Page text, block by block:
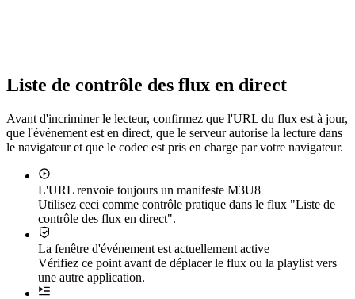
Liste de contrôle des flux en direct
Avant d'incriminer le lecteur, confirmez que l'URL du flux est à jour,
que l'événement est en direct, que le serveur autorise la lecture dans
le navigateur et que le codec est pris en charge par votre navigateur.
L'URL renvoie toujours un manifeste M3U8
Utilisez ceci comme contrôle pratique dans le flux "Liste de
contrôle des flux en direct".
La fenêtre d'événement est actuellement active
Vérifiez ce point avant de déplacer le flux ou la playlist vers
une autre application.